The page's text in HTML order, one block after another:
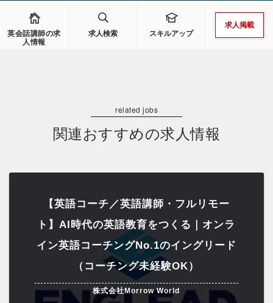
英会話講師の求
人情報
求人検索 スキルアップ
求人掲載
関連おすすめの求人情報
【英語コーチ／英語講師・フルリモー
ト】AI時代の英語教育をつくる｜オンラ
イン英語コーチングNo.1のイングリード
（コーチング未経験OK）
株式会社Morrow World